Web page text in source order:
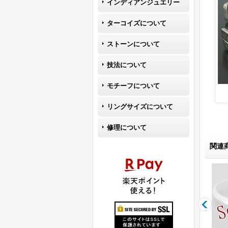
インディアンジュエリー
ターコイズについて
ストーンについて
技法について
モチーフについて
リングサイズについて
修理について
関連